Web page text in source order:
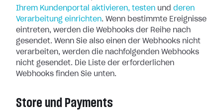
Ihrem Kundenportal aktivieren, testen und deren
Verarbeitung einrichten. Wenn bestimmte Ereignisse
eintreten, werden die Webhooks der Reihe nach
gesendet. Wenn Sie also einen der Webhooks nicht
verarbeiten, werden die nachfolgenden Webhooks
nicht gesendet. Die Liste der erforderlichen
Webhooks finden Sie unten.
Store und Payments